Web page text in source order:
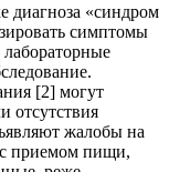
диагноза «синдром
симптомы
лабораторные
[2] могут
отсутствия
жалобы на
с приемом пищи,